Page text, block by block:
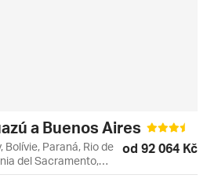
a Buenos Aires
Bolívie, Paraná, Rio de
del Sacramento,
Ipanema, Leblon, Tigre
od 92 064 Kč